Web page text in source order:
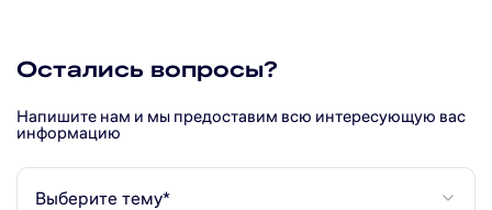
Остались вопросы?
Напишите нам и мы предоставим всю интересующую вас
информацию
Выберите тему*